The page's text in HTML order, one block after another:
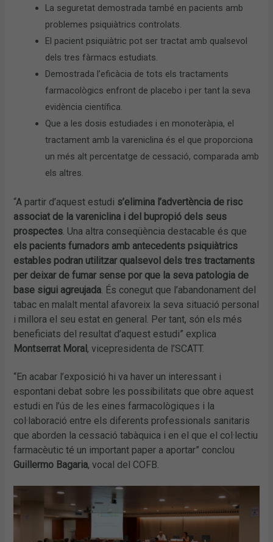
La seguretat demostrada també en pacients amb
problemes psiquiàtrics controlats.
El pacient psiquiàtric pot ser tractat amb qualsevol
dels tres fàrmacs estudiats.
Demostrada l’eficàcia de tots els tractaments
farmacològics enfront de placebo i per tant la seva
evidència científica.
Que a les dosis estudiades i en monoteràpia, el
tractament amb la vareniclina és el que proporciona
un més alt percentatge de cessació, comparada amb
els altres.
“A partir d’aquest estudi s’elimina l’advertència de risc
associat de la vareniclina i del bupropió dels seus
prospectes. Una altra conseqüència destacable és que
els pacients fumadors amb antecedents psiquiàtrics
estables podran utilitzar qualsevol dels tres tractaments
per deixar de fumar sense por que la seva patologia de
base sigui agreujada. És conegut que l’abandonament del
tabac en malalt mental afavoreix la seva situació personal
i millora el seu estat en general. Per tant, són els més
beneficiats del resultat d’aquest estudi” explica
Montserrat Moral, vicepresidenta de l’SCATT.
“En acabar l’exposició hi va haver un interessant i
espontani debat sobre les possibilitats que obre aquest
estudi en l’ús de les eines farmacològiques i la
col·laboració entre els diferents professionals sanitaris
que aborden la cessació tabàquica i en el que el col·lectiu
farmacèutic té un important paper a aportar” conclou
Guillermo Bagaria, vocal del COFB.